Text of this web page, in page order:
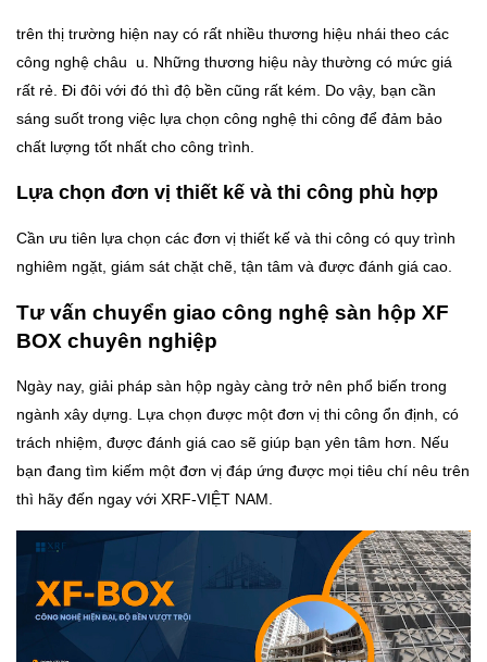
trên thị trường hiện nay có rất nhiều thương hiệu nhái theo các
công nghệ châu u. Những thương hiệu này thường có mức giá
rất rẻ. Đi đôi với đó thì độ bền cũng rất kém. Do vậy, bạn cần
sáng suốt trong việc lựa chọn công nghệ thi công để đảm bảo
chất lượng tốt nhất cho công trình.
Lựa chọn đơn vị thiết kế và thi công phù hợp
Cần ưu tiên lựa chọn các đơn vị thiết kế và thi công có quy trình
nghiêm ngặt, giám sát chặt chẽ, tận tâm và được đánh giá cao.
Tư vấn chuyển giao công nghệ sàn hộp XF
BOX chuyên nghiệp
Ngày nay, giải pháp sàn hộp ngày càng trở nên phổ biến trong
ngành xây dựng. Lựa chọn được một đơn vị thi công ổn định, có
trách nhiệm, được đánh giá cao sẽ giúp bạn yên tâm hơn. Nếu
bạn đang tìm kiếm một đơn vị đáp ứng được mọi tiêu chí nêu trên
thì hãy đến ngay với XRF-VIỆT NAM.